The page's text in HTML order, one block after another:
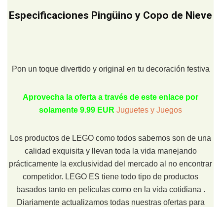
Especificaciones Pingüino y Copo de Nieve
Pon un toque divertido y original en tu decoración festiva
Aprovecha la oferta a través de este enlace por
solamente 9.99 EUR Juguetes y Juegos
Los productos de LEGO como todos sabemos son de una
calidad exquisita y llevan toda la vida manejando
prácticamente la exclusividad del mercado al no encontrar
competidor. LEGO ES tiene todo tipo de productos
basados tanto en películas como en la vida cotidiana .
Diariamente actualizamos todas nuestras ofertas para